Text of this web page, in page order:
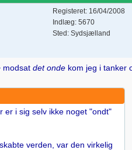
Registeret: 16/04/2008
Indlæg: 5670
Sted: Sydsjælland
modsat det onde kom jeg i tanker
er i sig selv ikke noget "ondt"
verden, var den virkelig